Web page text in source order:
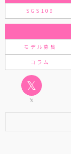
SGS109
モデル募集
コラム
𝕏
𝕏